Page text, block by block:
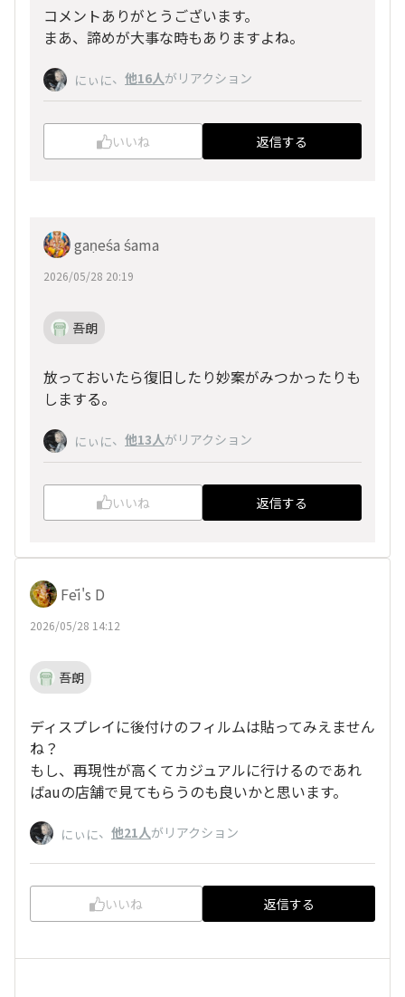
コメントありがとうございます。
まあ、諦めが大事な時もありますよね。
にぃに、 他16人がリアクション
いいね 返信する
gaṇeśa śama
2026/05/28 20:19
吾朗
放っておいたら復旧したり妙案がみつかったりも
しまする。
にぃに、 他13人がリアクション
いいね 返信する
Fēi's D
2026/05/28 14:12
吾朗
ディスプレイに後付けのフィルムは貼ってみえません
ね？
もし、再現性が高くてカジュアルに行けるのであれ
ばauの店舗で見てもらうのも良いかと思います。
にぃに、 他21人がリアクション
いいね 返信する